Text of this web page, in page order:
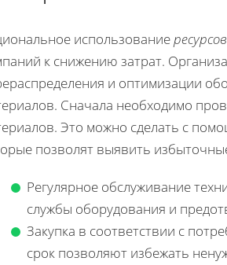
использованиересурсов
к снижению затрат.
и оптимизации
Сначала необходимо
Это можно сделать с
позволят выявить
Регулярное обслуживание
службы оборудования и
Закупка в соответствии с
срок позволяют избежать